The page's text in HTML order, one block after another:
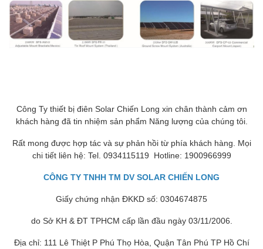
Công Ty thiết bị điên Solar Chiến Long xin chân thành cảm ơn
khách hàng đã tin nhiệm sản phẩm Năng lượng của chúng tôi.
Rất mong được hợp tác và sự phản hồi từ phía khách hàng. Mọi
chi tiết liên hệ: Tel. 0934115119 Hotline: 1900966999
CÔNG TY TNHH TM DV SOLAR CHIẾN LONG
Giấy chứng nhận ĐKKD số: 0304674875
do Sở KH & ĐT TPHCM cấp lần đầu ngày 03/11/2006.
Địa chỉ: 111 Lê Thiệt P Phú Thọ Hòa, Quận Tân Phú TP Hồ Chí